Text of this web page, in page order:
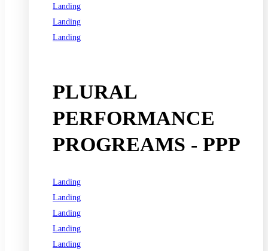
Landing
Landing
Landing
PLURAL
PERFORMANCE
PROGREAMS - PPP
Landing
Landing
Landing
Landing
Landing